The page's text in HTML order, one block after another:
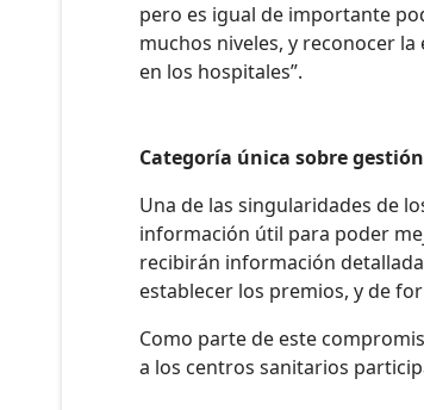
pero es igual de importante
muchos niveles, y reconocer
en los hospitales”.
Categoría única sobre
Una de las singularidades de
información útil para poder
recibirán información
establecer los premios, y de
Como parte de este
a los centros sanitarios